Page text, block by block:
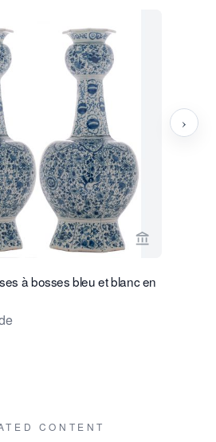
Voir la page
à bosses bleu et blanc en
›
CONTENT